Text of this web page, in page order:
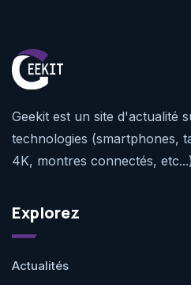
Geekit est un site d'actualité
technologies (smartphones,
4K, montres connectés, etc...)
Explorez
Actualités